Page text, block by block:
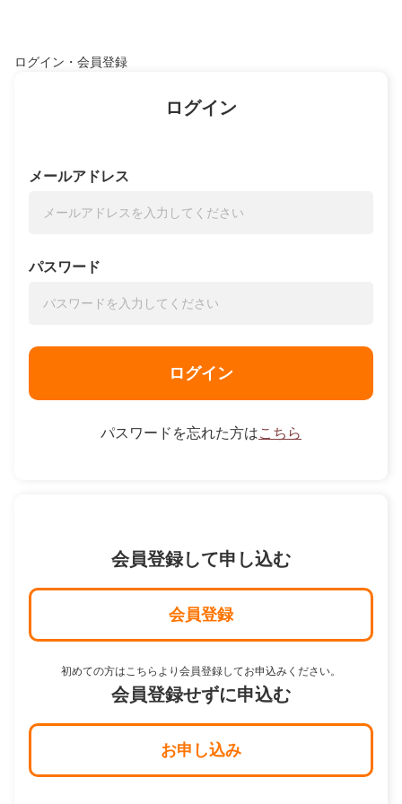
ログイン・会員登録
ログイン
メールアドレス
パスワード
ログイン
パスワードを忘れた方はこちら
会員登録して申し込む
会員登録
初めての方はこちらより会員登録してお申込みください。
会員登録せずに申込む
お申し込み